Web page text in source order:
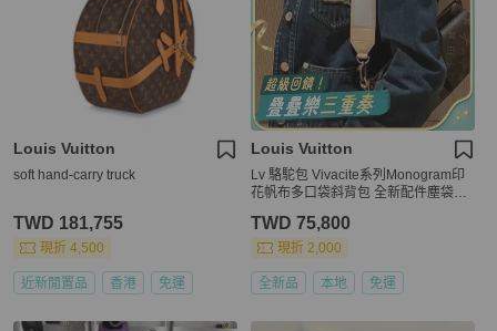
Louis Vuitton
soft hand-carry truck
TWD 181,755
現折 4,500
近新閒置品 香港 免運
Louis Vuitton
Lv 駱駝包 Vivacite系列Monogram印
花帆布多口袋斜背包 全新配件塵袋盒
TWD 75,800
現折 2,000
全新品 本地 免運